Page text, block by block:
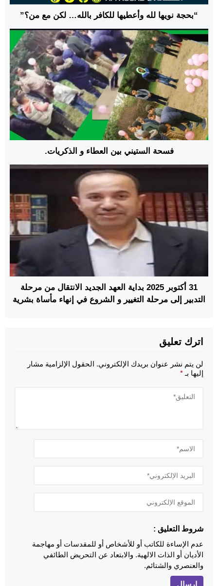
“بحجة نويها لله وأعطيها للكافر بالله… لكن مع من؟”
فسحة الستيني بين العطاء و الذكريات.
31 أكتوبر 2025 بداية العهد الجديد الانتقال من مرحلة
التدبير إلى مرحلة التغيير و الشروع في إنهاء مأساة بشرية
اترك تعليق
لن يتم نشر عنوان بريدك الإلكتروني. الحقول الإلزامية مشار
إليها بـ *
شروط التعليق :
عدم الإساءة للكاتب أو للأشخاص أو للمقدسات أو مهاجمة
الأديان أو الذات الالهية. والابتعاد عن التحريض الطائفي
والعنصري والشتائم.